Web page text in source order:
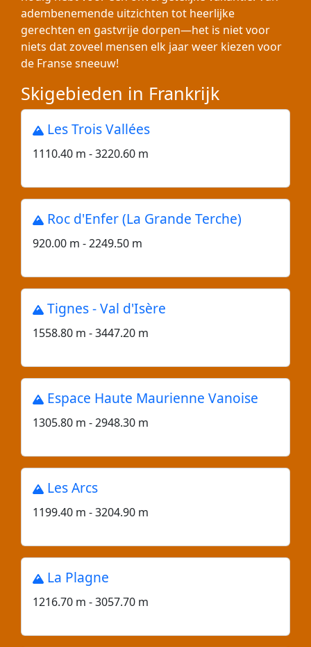
adembenemende uitzichten tot heerlijke
gerechten en gastvrije dorpen—het is niet voor
niets dat zoveel mensen elk jaar weer kiezen voor
de Franse sneeuw!
Skigebieden in Frankrijk
Les Trois Vallées
1110.40 m - 3220.60 m
Roc d'Enfer (La Grande Terche)
920.00 m - 2249.50 m
Tignes - Val d'Isère
1558.80 m - 3447.20 m
Espace Haute Maurienne Vanoise
1305.80 m - 2948.30 m
Les Arcs
1199.40 m - 3204.90 m
La Plagne
1216.70 m - 3057.70 m